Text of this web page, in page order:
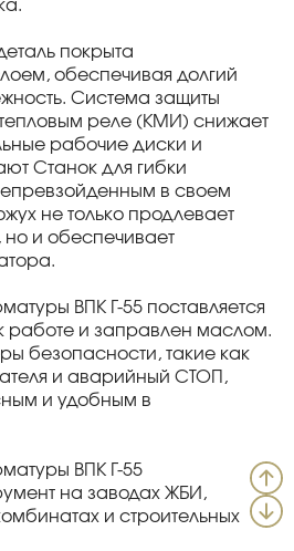
покрыта
обеспечивая долгий
Система защиты
тепловым реле (КМИ) снижает
рабочие диски и
Станок для гибки
в своем
не только продлевает
и обеспечивает
ВПК Г-55 поставляется
работе и заправлен маслом.
безопасности, такие как
и аварийный СТОП,
и удобным в
ВПК Г-55
на заводах ЖБИ,
и строительных